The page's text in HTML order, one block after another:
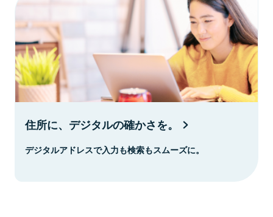
住所に、デジタルの確かさを。
デジタルアドレスで入力も検索もスムーズに。